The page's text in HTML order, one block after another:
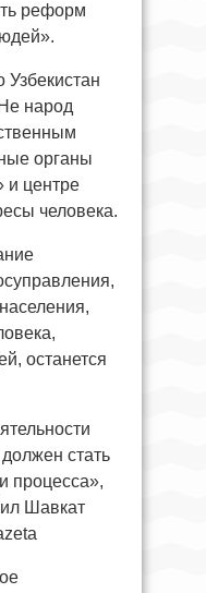
реформ
Узбекистан
народ
органы
и центре
человека.
останется
стать
процесса»,
Шавкат